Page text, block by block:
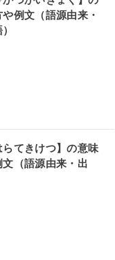
例文（語源由来・
らてきけつ】の意味
文（語源由来・出